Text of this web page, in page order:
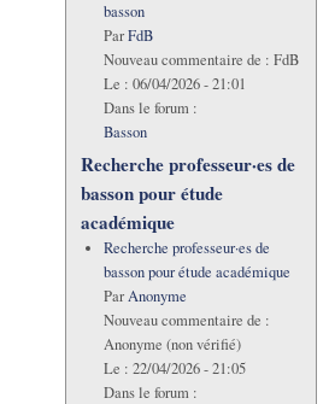
basson
ParFdB
Nouveau commentaire de : FdB
Le : 06/04/2026 - 21:01
Dans le forum :
Basson
Recherche professeur·es de
basson pour étude
académique
Recherche professeur·es de
basson pour étude académique
ParAnonyme
Nouveau commentaire de :
Anonyme (non vérifié)
Le : 22/04/2026 - 21:05
Dans le forum :